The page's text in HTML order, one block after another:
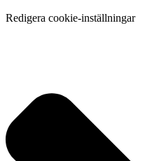
Redigera cookie-inställningar